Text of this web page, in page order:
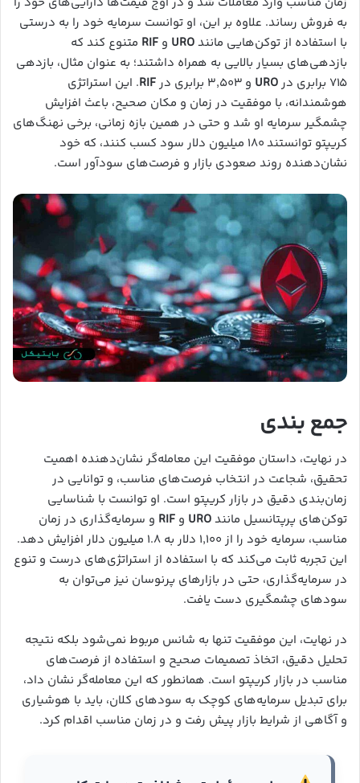
به فروش رساند. علاوه بر این، او توانست سرمایه خود را به درستی
با استفاده از توکن‌هایی مانندURO و RIF متنوع کند که
بازدهی‌های بسیار بالایی به همراه داشتند؛ به عنوان مثال، بازدهی
۷۱۵ برابری در
URO و ۳,۵۰۳ برابری در RIF. این استراتژی
هوشمندانه، با موفقیت در زمان و مکان صحیح، باعث افزایش
چشمگیر سرمایه او شد و حتی در همین بازه زمانی، برخی نهنگ‌های
کریپتو توانستند ۱۸۰ میلیون دلار سود کسب کنند، که خود
نشان‌دهنده روند صعودی بازار و فرصت‌های سودآور است.
جمع بندی
در نهایت، داستان موفقیت این معامله‌گر نشان‌دهنده اهمیت
تحقیق، شجاعت در انتخاب فرصت‌های مناسب، و توانایی در
زمان‌بندی دقیق در بازار کریپتو است. او توانست با شناسایی
توکن‌های پرپتانسیل مانندURO و RIF و سرمایه‌گذاری در زمان
مناسب، سرمایه خود را از ۱,۱۰۰ دلار به ۱.۸ میلیون دلار افزایش دهد.
این تجربه ثابت می‌کند که با استفاده از استراتژی‌های درست و تنوع
در سرمایه‌گذاری، حتی در بازارهای پرنوسان نیز می‌توان به
سودهای چشمگیری دست یافت.
در نهایت، این موفقیت تنها به شانس مربوط نمی‌شود بلکه نتیجه
تحلیل دقیق، اتخاذ تصمیمات صحیح و استفاده از فرصت‌های
مناسب در بازار کریپتو است. همانطور که این معامله‌گر نشان داد،
برای تبدیل سرمایه‌های کوچک به سودهای کلان، باید با هوشیاری
و آگاهی از شرایط بازار پیش رفت و در زمان مناسب اقدام کرد.